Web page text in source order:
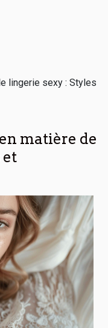
lingerie sexy : Styles
matière de
et